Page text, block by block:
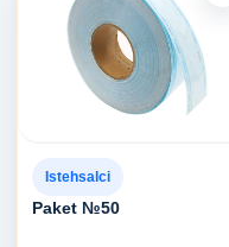
Istehsalci
Paket №50